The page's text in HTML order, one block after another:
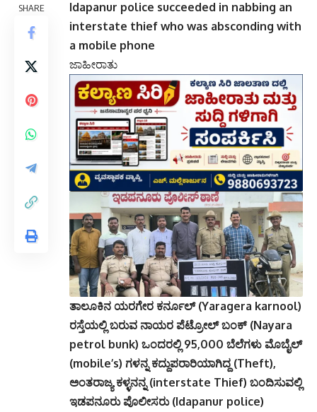
SHARE
Idapanur police succeeded in nabbing an
interstate thief who was absconding with
a mobile phone
ಜಾಹೀರಾತು
ತಾಲೂಕಿನ ಯರಗೇರ ಕರ್ನೂಲ್ (Yaragera karnool)
ರಸ್ತೆಯಲ್ಲಿ ಬರುವ ನಾಯರ ಪೆಟ್ರೋಲ್ ಬಂಕ್ (Nayara
petrol bunk) ಒಂದರಲ್ಲಿ 95,000 ಬೆಲೆಗಳು ಮೊಬೈಲ್
(mobile’s) ಗಳನ್ನ ಕದ್ದುಪರಾರಿಯಾಗಿದ್ದ (Theft),
ಅಂತರಾಜ್ಯ ಕಳ್ಳನನ್ನ (interstate Thief) ಬಂದಿಸುವಲ್ಲಿ
ಇಡಪನೂರು ಪೊಲೀಸರು (Idapanur police)